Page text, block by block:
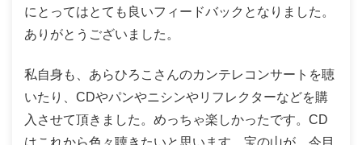
にとってはとても良いフィードバックとなりました。
ありがとうございました。
私自身も、あらひろこさんのカンテレコンサートを聴
いたり、CDやパンやニシンやリフレクターなどを購
入させて頂きました。めっちゃ楽しかったです。CD